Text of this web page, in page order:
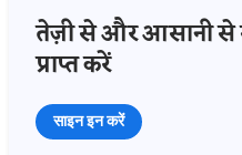
तेज़ी से और आसानी से
प्राप्त करें
साइन इन करें